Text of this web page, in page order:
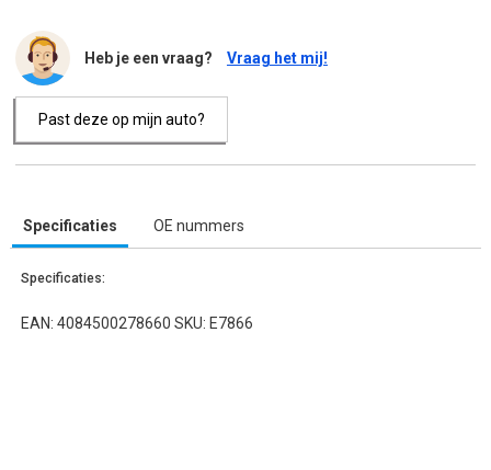
Heb je een vraag? Vraag het mij!
Past deze op mijn auto?
Specificaties OE nummers
Specificaties:
EAN: 4084500278660 SKU: E7866